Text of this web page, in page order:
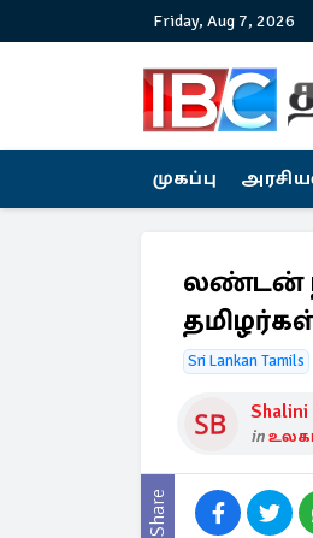
Friday, Aug 7, 2026
முகப்பு
லண்டன்
Sri Lankan Tamils
Shalini
in
Share